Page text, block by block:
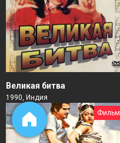
Великая битва
1990, Индия
Фильм